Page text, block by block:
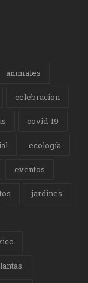
animales
celebracion
covid-19
ecología
eventos
jardines